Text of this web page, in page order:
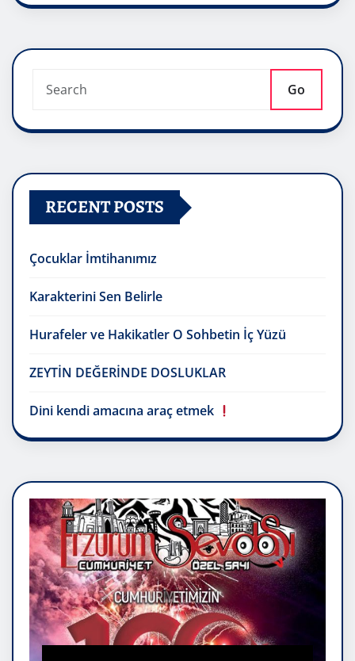
Go
RECENT POSTS
Çocuklar İmtihanımız
Karakterini Sen Belirle
Hurafeler ve Hakikatler O Sohbetin İç Yüzü
ZEYTİN DEĞERİNDE DOSLUKLAR
Dini kendi amacına araç etmek